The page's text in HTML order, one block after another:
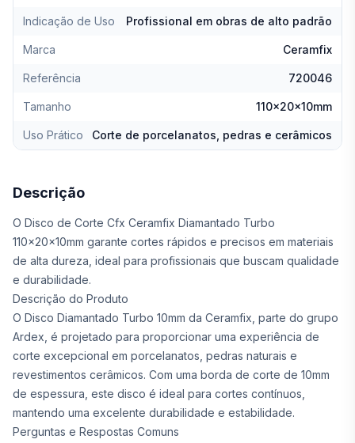
Indicação de Uso Profissional em obras de alto padrão
Marca Ceramfix
Referência 720046
Tamanho 110x20x10mm
Uso Prático Corte de porcelanatos, pedras e cerâmicos
Descrição
O Disco de Corte Cfx Ceramfix Diamantado Turbo
110x20x10mm garante cortes rápidos e precisos em materiais
de alta dureza, ideal para profissionais que buscam qualidade
e durabilidade.
Descrição do Produto
O Disco Diamantado Turbo 10mm da Ceramfix, parte do grupo
Ardex, é projetado para proporcionar uma experiência de
corte excepcional em porcelanatos, pedras naturais e
revestimentos cerâmicos. Com uma borda de corte de 10mm
de espessura, este disco é ideal para cortes contínuos,
mantendo uma excelente durabilidade e estabilidade.
Perguntas e Respostas Comuns